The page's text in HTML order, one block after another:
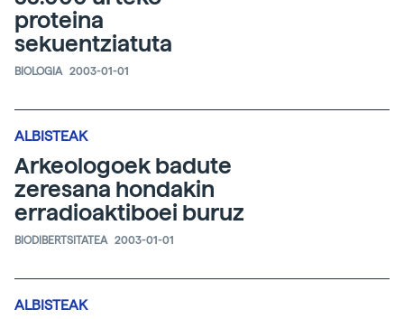
proteina
sekuentziatuta
BIOLOGIA 2003-01-01
ALBISTEAK
Arkeologoek badute
zeresana hondakin
erradioaktiboei buruz
BIODIBERTSITATEA 2003-01-01
ALBISTEAK